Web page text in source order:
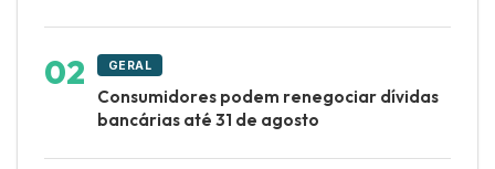
GERAL
Consumidores podem renegociar dívidas
bancárias até 31 de agosto